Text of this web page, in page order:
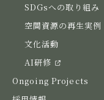
SDGsへの取り組み
空間資源の再生実例
文化活動
AI研修
Ongoing Projects